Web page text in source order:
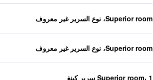
Superior room، نوع السرير غير معروف
Superior room، نوع السرير غير معروف
Superior room، 1 سرير كينغ